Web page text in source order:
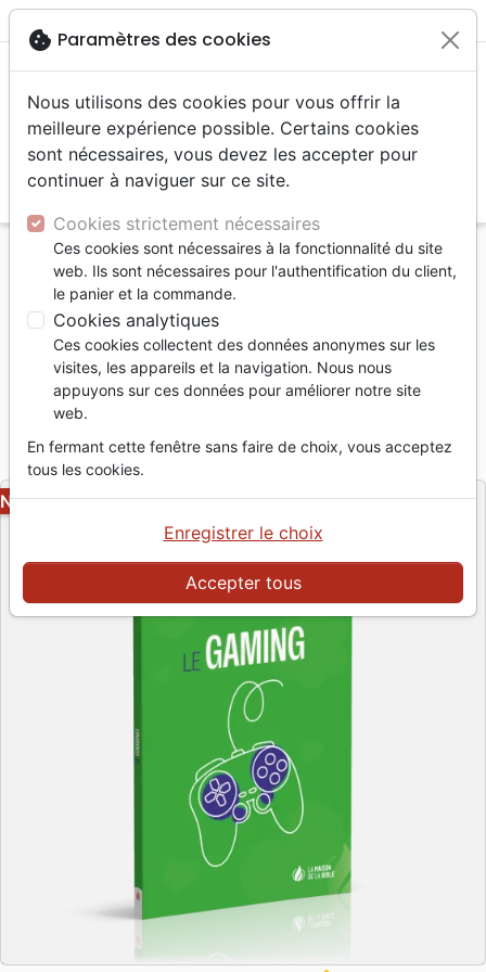
menu
Accueil Livres Enfants
Adolescents, Jeunes
Gaming (Le) - Guide de poche
Le gaming
Guide de poche
Auteur :Reagan Rose
Référence MB3655
9782826036555
EditeurLa Maison de la Bible
NOUVEAU
cookie Paramètres des cookies
Nous utilisons des cookies pour vous offrir la
meilleure expérience possible. Certains cookies
sont nécessaires, vous devez les accepter pour
continuer à naviguer sur ce site.
Cookies strictement nécessaires
Ces cookies sont nécessaires à la fonctionnalité du site
web. Ils sont nécessaires pour l'authentification du client,
le panier et la commande.
Cookies analytiques
Ces cookies collectent des données anonymes sur les
visites, les appareils et la navigation. Nous nous
appuyons sur ces données pour améliorer notre site
web.
En fermant cette fenêtre sans faire de choix, vous acceptez
tous les cookies.
Accepter tous
Enregistrer le choix